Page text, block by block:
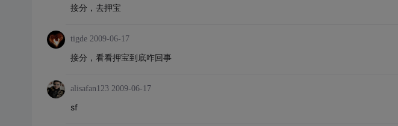
接分，去押宝
tigde 2009-06-17
接分，看看押宝到底咋回事
alisafan123 2009-06-17
sf